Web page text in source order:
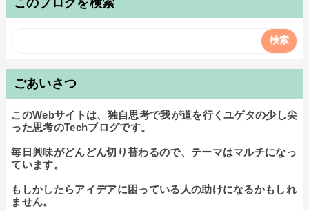
ごあいさつ
このWebサイトは、独自思考で我が道を行くユゲタの少し尖
った思考のTechブログです。
毎日興味がどんどん切り替わるので、テーマはマルチになっ
ています。
もしかしたらアイデアに困っている人の助けになるかもしれ
ません。